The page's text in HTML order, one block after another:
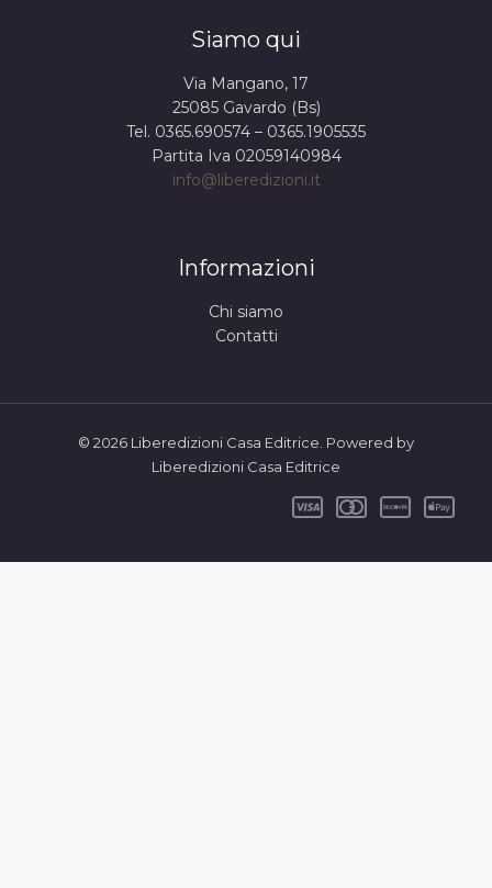
Siamo qui
Via Mangano, 17
25085 Gavardo (Bs)
Tel. 0365.690574 – 0365.1905535
Partita Iva 02059140984
info@liberedizioni.it
Informazioni
Chi siamo
Contatti
© 2026 Liberedizioni Casa Editrice. Powered by
Liberedizioni Casa Editrice